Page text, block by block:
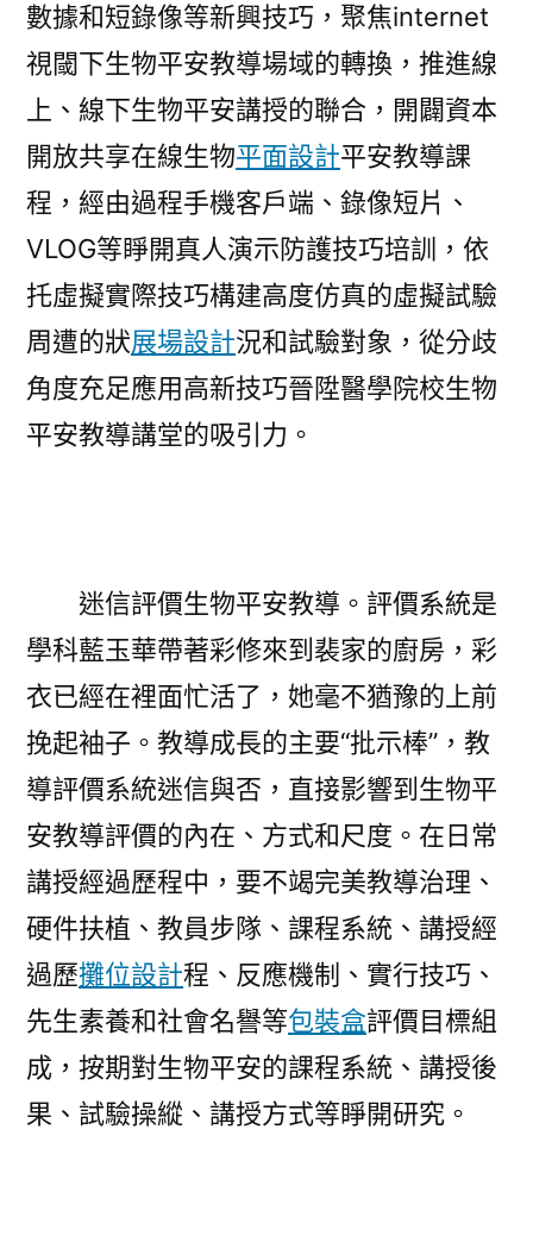
數據和短錄像等新興技巧，聚焦internet
視閾下生物平安教導場域的轉換，推進線
上、線下生物平安講授的聯合，開闢資本
開放共享在線生物平面設計平安教導課
程，經由過程手機客戶端、錄像短片、
VLOG等睜開真人演示防護技巧培訓，依
托虛擬實際技巧構建高度仿真的虛擬試驗
周遭的狀展場設計況和試驗對象，從分歧
角度充足應用高新技巧晉陞醫學院校生物
平安教導講堂的吸引力。
迷信評價生物平安教導。評價系統是
學科藍玉華帶著彩修來到裴家的廚房，彩
衣已經在裡面忙活了，她毫不猶豫的上前
挽起袖子。教導成長的主要“批示棒”，教
導評價系統迷信與否，直接影響到生物平
安教導評價的內在、方式和尺度。在日常
講授經過歷程中，要不竭完美教導治理、
硬件扶植、教員步隊、課程系統、講授經
過歷攤位設計程、反應機制、實行技巧、
先生素養和社會名譽等包裝盒評價目標組
成，按期對生物平安的課程系統、講授後
果、試驗操縱、講授方式等睜開研究。